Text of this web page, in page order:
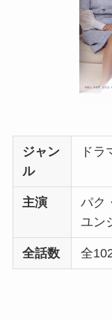
ジャン
ル
ドラ
主演
パク
ユン
全話数 全